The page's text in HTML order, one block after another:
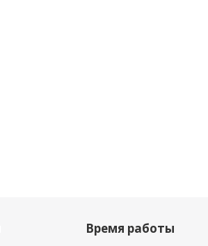
Время работы